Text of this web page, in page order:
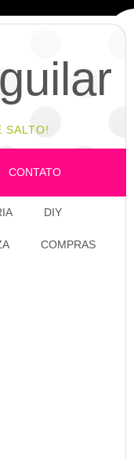
SALTO!
CONTATO
DIY
COMPRAS